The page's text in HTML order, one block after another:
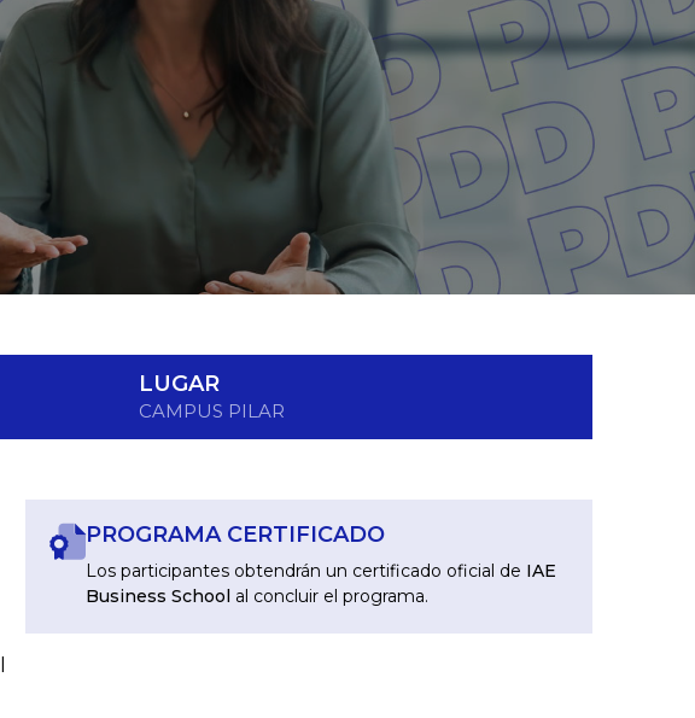
LUGAR
CAMPUS PILAR
PROGRAMA CERTIFICADO
Los participantes obtendrán un certificado oficial de IAE
Business School al concluir el programa.